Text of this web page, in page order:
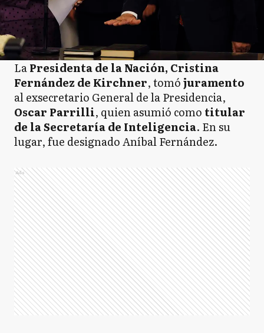
LaPresidenta de la Nación, Cristina
Fernández de Kirchner, tomójuramento
al exsecretario General de la Presidencia,
Oscar Parrilli, quien asumió como titular
de la Secretaría de Inteligencia. En su
lugar, fue designado Aníbal Fernández.
Ads